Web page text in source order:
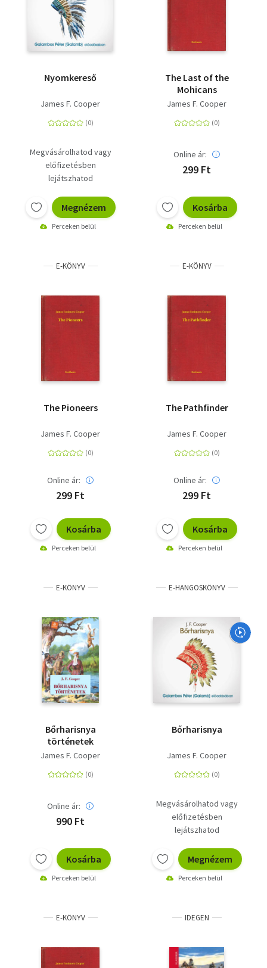
Nyomkereső
James F. Cooper
Megvásárolhatod vagy
előfizetésben
lejátszhatod
Megnézem
Perceken belül
The Last of the
Mohicans
James F. Cooper
Online ár:
299 Ft
Kosárba
Perceken belül
E-KÖNYV
The Pioneers
James F. Cooper
Online ár:
299 Ft
Kosárba
Perceken belül
E-KÖNYV
The Pathfinder
James F. Cooper
Online ár:
299 Ft
Kosárba
Perceken belül
E-KÖNYV
Bőrharisnya
történetek
James F. Cooper
Online ár:
990 Ft
Kosárba
Perceken belül
E-HANGOSKÖNYV
Bőrharisnya
James F. Cooper
Megvásárolhatod vagy
előfizetésben
lejátszhatod
Megnézem
Perceken belül
E-KÖNYV IDEGEN